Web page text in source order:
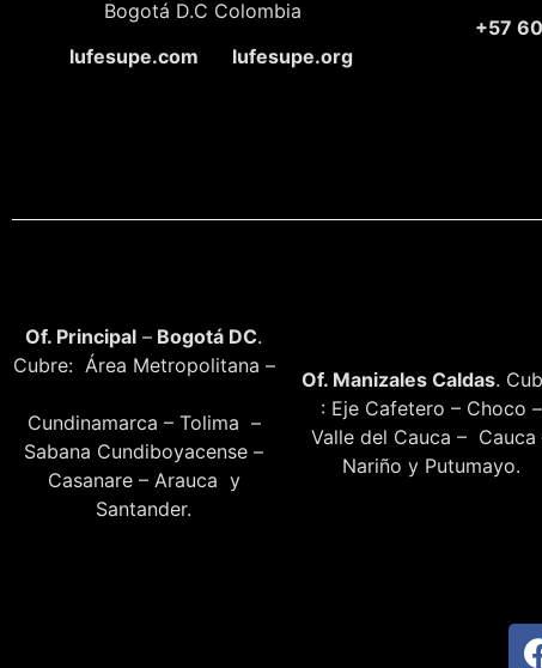
Bogotá D.C Colombia
lufesupe.com lufesupe.org
+57
Of. Principal – Bogotá DC.
Cubre: Área Metropolitana –
Cundinamarca – Tolima –
Sabana Cundiboyacense –
Casanare – Arauca y
Santander.
Of. Manizales Caldas.
: Eje Cafetero – Choco –
Valle del Cauca – Cauca
Nariño y Putumayo.